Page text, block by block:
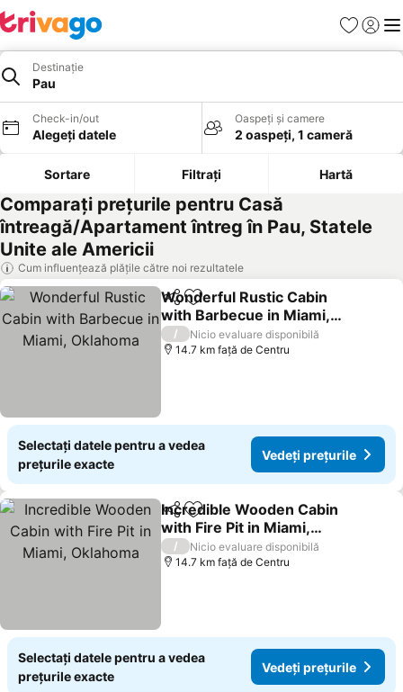
Favorite
Destinație
Pau
Check-in/out
Alegeți datele
Oaspeți și camere
2 oaspeți, 1 cameră
Sortare Filtrați Hartă
Comparați prețurile pentru Casă
întreagă/Apartament întreg în Pau, Statele
Unite ale Americii
Cum influențează plățile către noi rezultatele
DistribuițiAdăugaţi la favorite
Wonderful Rustic Cabin
with Barbecue in Miami,
Oklahoma
Vedeți prețurile
/
Nicio evaluare disponibilă
14.7 km faţă de Centru
Selectați datele pentru a vedea
prețurile exacte
Vedeți prețurile
DistribuițiAdăugaţi la favorite
Incredible Wooden Cabin
with Fire Pit in Miami,
Oklahoma
Vedeți prețurile
/
Nicio evaluare disponibilă
14.7 km faţă de Centru
Selectați datele pentru a vedea
prețurile exacte
Vedeți prețurile